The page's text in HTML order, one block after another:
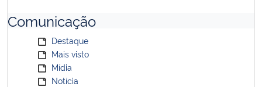
Comunicação
Destaque
Mais visto
Mídia
Notícia